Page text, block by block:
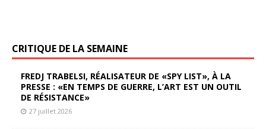
CRITIQUE DE LA SEMAINE
FREDJ TRABELSI, RÉALISATEUR DE «SPY LIST», À LA
PRESSE : «EN TEMPS DE GUERRE, L’ART EST UN OUTIL
DE RÉSISTANCE»
27 juillet 2026